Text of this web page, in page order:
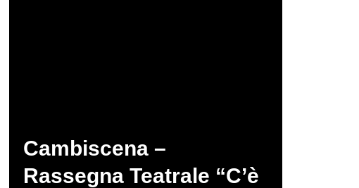
Cambiscena –
Rassegna Teatrale “C’è